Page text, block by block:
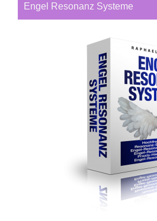
Engel Resonanz Systeme